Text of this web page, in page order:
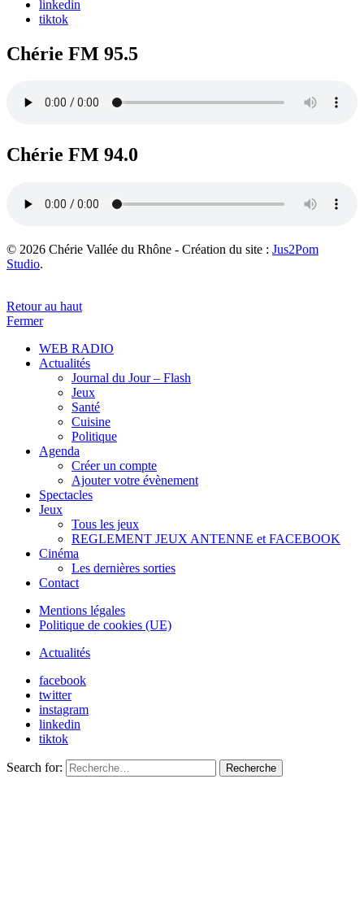
linkedin
tiktok
Chérie FM 95.5
Chérie FM 94.0
© 2026 Chérie Vallée du Rhône - Création du site : Jus2Pom
Studio.
Retour au haut
Fermer
WEB RADIO
Actualités
Journal du Jour – Flash
Jeux
Santé
Cuisine
Politique
Agenda
Créer un compte
Ajouter votre évènement
Spectacles
Jeux
Tous les jeux
REGLEMENT JEUX ANTENNE et FACEBOOK
Cinéma
Les dernières sorties
Contact
Mentions légales
Politique de cookies (UE)
Actualités
facebook
twitter
instagram
linkedin
tiktok
Search for: Recherche